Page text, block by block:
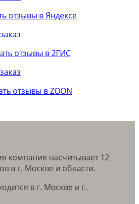
отзывы в Яндексе
отзывы в 2ГИС
отзывы в ZOON
компания насчитывает 12
в г. Москве и области.
в г. Москве и г.